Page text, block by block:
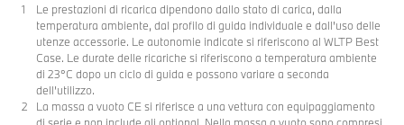
Le prestazioni di ricarica dipendono dallo stato di carica, dalla
temperatura ambiente, dal profilo di guida individuale e dall'uso delle
utenze accessorie. Le autonomie indicate si riferiscono al WLTP Best
Case. Le durate delle ricariche si riferiscono a temperatura ambiente
di 23°C dopo un ciclo di guida e possono variare a seconda
dell’utilizzo.
La massa a vuoto CE si riferisce a una vettura con equipaggiamento
di serie e non include gli optional. Nella massa a vuoto sono compresi